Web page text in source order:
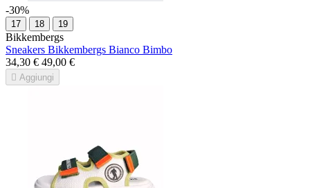
-30%
17 18 19
Bikkembergs
Sneakers Bikkembergs Bianco Bimbo
34,30 € 49,00 €
 Aggiungi